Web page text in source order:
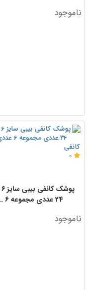
ناموجود
کانفی
0
24 عددی مجموعه 6 ...
ناموجود